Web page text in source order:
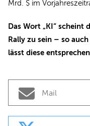
Mrd. $ im
Das Wort „KI“
Rally zu sein – so
lässt diese
Mail